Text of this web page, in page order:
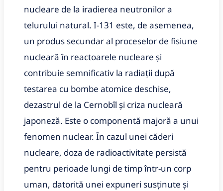
nucleare de la iradierea neutronilor a
telurului natural. I-131 este, de asemenea,
un produs secundar al proceselor de fisiune
nucleară în reactoarele nucleare și
contribuie semnificativ la radiații după
testarea cu bombe atomice deschise,
dezastrul de la Cernobîl și criza nucleară
japoneză. Este o componentă majoră a unui
fenomen nuclear. În cazul unei căderi
nucleare, doza de radioactivitate persistă
pentru perioade lungi de timp într-un corp
uman, datorită unei expuneri susținute și